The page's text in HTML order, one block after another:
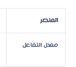
العنصر
معدل التفاعل